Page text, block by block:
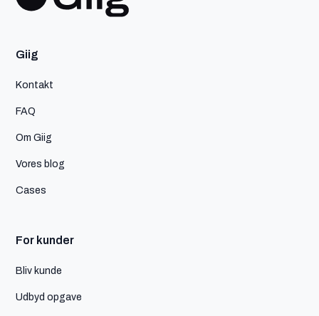
Giig
Kontakt
FAQ
Om Giig
Vores blog
Cases
For kunder
Bliv kunde
Udbyd opgave